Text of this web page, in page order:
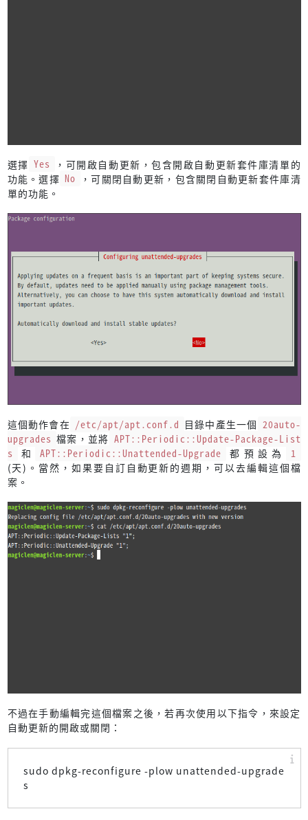
選擇 Yes
，可開啟自動更新，包含開啟自動更新套件庫清單的
功能。選擇 No
，可關閉自動更新，包含關閉自動更新套件庫清
單的功能。
這個動作會在 /etc/apt/apt.conf.d 目錄中產生一個 20auto-
upgrades 檔案，並將 APT::Periodic::Update-Package-List
s
和 APT::Periodic::Unattended-Upgrade 都預設為
1
(天)。當然，如果要自訂自動更新的週期，可以去編輯這個檔
案。
不過在手動編輯完這個檔案之後，若再次使用以下指令，來設定
自動更新的開啟或關閉：
sudo dpkg-reconfigure -plow unattended-upgrade
s